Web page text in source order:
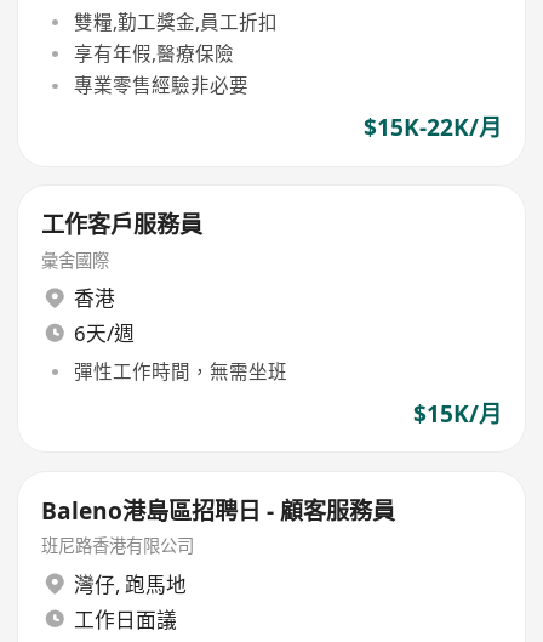
雙糧,勤工獎金,員工折扣
享有年假,醫療保險
專業零售經驗非必要
$15K-22K/月
工作客戶服務員
彙舍國際
香港
6天/週
彈性工作時間，無需坐班
$15K/月
Baleno港島區招聘日 - 顧客服務員
班尼路香港有限公司
灣仔, 跑馬地
工作日面議